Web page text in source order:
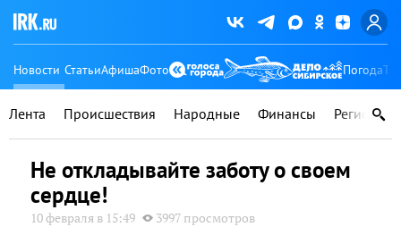
Новости СтатьиАфишаФото Погода
Лента Происшествия Народные Финансы Регионы
Не откладывайте заботу о своем
сердце!
10 февраля в 15:49 3997 просмотров